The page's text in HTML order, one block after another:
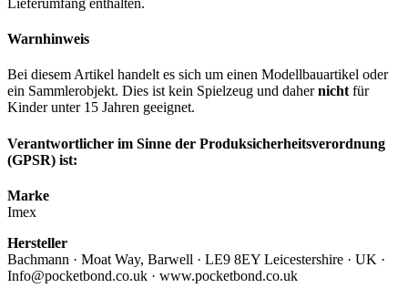
Warnhinweis
Bei diesem Artikel handelt es sich um einen Modellbauartikel oder
ein Sammlerobjekt. Dies ist kein Spielzeug und dahernicht für
Kinder unter 15 Jahren geeignet.
Verantwortlicher im Sinne der Produksicherheitsverordnung
(GPSR) ist:
Marke
Imex
Hersteller
Bachmann · Moat Way, Barwell · LE9 8EY Leicestershire · UK ·
Info@pocketbond.co.uk · www.pocketbond.co.uk